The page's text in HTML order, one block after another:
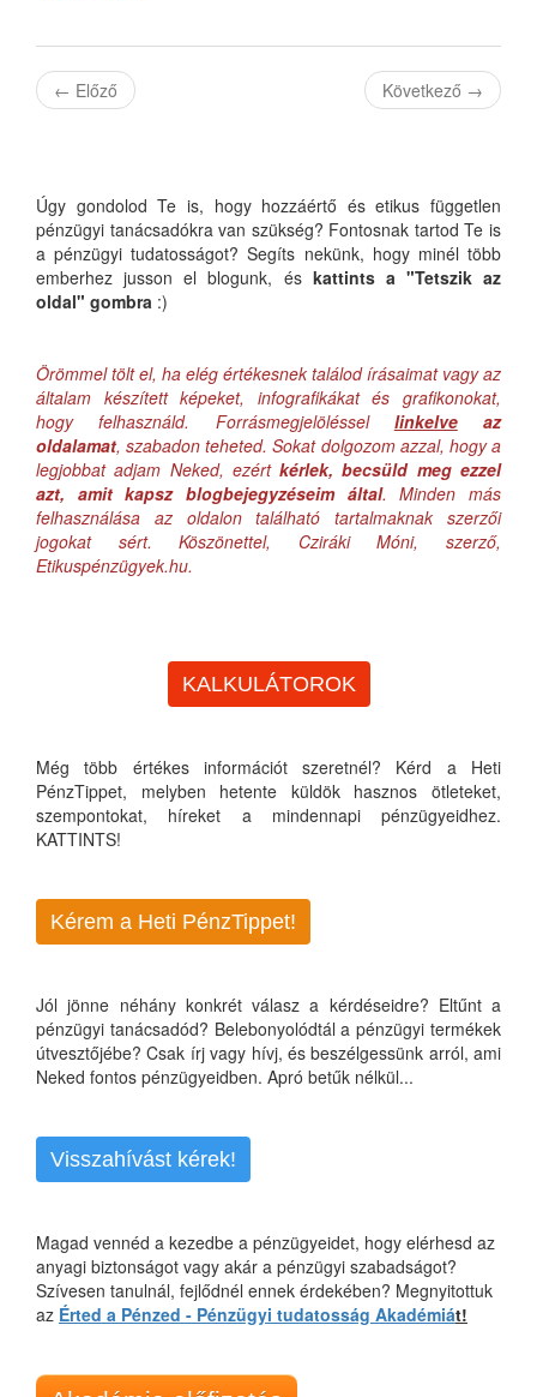
← Előző Következő →
Úgy gondolod Te is, hogy hozzáértő és etikus független
pénzügyi tanácsadókra van szükség? Fontosnak tartod Te is
a pénzügyi tudatosságot? Segíts nekünk, hogy minél több
emberhez jusson el blogunk, és kattints a "Tetszik az
oldal" gombra :)
Örömmel tölt el, ha elég értékesnek találod írásaimat vagy az
általam készített képeket, infografikákat és grafikonokat,
hogy felhasználd. Forrásmegjelöléssel linkelveaz
oldalamat, szabadon teheted. Sokat dolgozom azzal, hogy a
legjobbat adjam Neked, ezértkérlek, becsüld meg ezzel
azt, amit kapsz blogbejegyzéseim által. Minden más
felhasználása az oldalon található tartalmaknak szerzői
jogokat sért. Köszönettel, Cziráki Móni, szerző,
Etikuspénzügyek.hu.
KALKULÁTOROK
Még több értékes információt szeretnél? Kérd a Heti
PénzTippet, melyben hetente küldök hasznos ötleteket,
szempontokat, híreket a mindennapi pénzügyeidhez.
KATTINTS!
Kérem a Heti PénzTippet!
Jól jönne néhány konkrét válasz a kérdéseidre? Eltűnt a
pénzügyi tanácsadód? Belebonyolódtál a pénzügyi termékek
útvesztőjébe? Csak írj vagy hívj, és beszélgessünk arról, ami
Neked fontos pénzügyeidben. Apró betűk nélkül...
Visszahívást kérek!
Magad vennéd a kezedbe a pénzügyeidet, hogy elérhesd az
anyagi biztonságot vagy akár a pénzügyi szabadságot?
Szívesen tanulnál, fejlődnél ennek érdekében? Megnyitottuk
az Érted a Pénzed - Pénzügyi tudatosság Akadémiát!